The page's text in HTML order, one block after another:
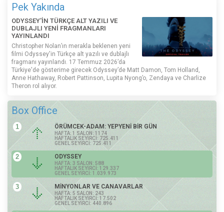
Pek Yakında
ODYSSEY'İN TÜRKÇE ALT YAZILI VE
DUBLAJLI YENİ FRAGMANLARI
YAYINLANDI
Christopher Nolan’ın merakla beklenen yeni
filmi Odyssey'in Türkçe alt yazılı ve dublajlı
fragmanı yayınlandı. 17 Temmuz 2026’da
Türkiye'de gösterime girecek Odyssey’de Matt Damon, Tom Holland,
Anne Hathaway, Robert Pattinson, Lupita Nyong’o, Zendaya ve Charlize
Theron rol alıyor.
Box Office
1 ÖRÜMCEK-ADAM: YEPYENİ BİR GÜN
HAFTA: 1 SALON: 1174
HAFTALIK SEYİRCİ: 725.411
GENEL SEYİRCİ: 725.411
2 ODYSSEY
HAFTA: 3 SALON: 588
HAFTALIK SEYİRCİ: 129.337
GENEL SEYİRCİ: 1.039.973
3 MİNYONLAR VE CANAVARLAR
HAFTA: 5 SALON: 243
HAFTALIK SEYİRCİ: 17.502
GENEL SEYİRCİ: 440.896